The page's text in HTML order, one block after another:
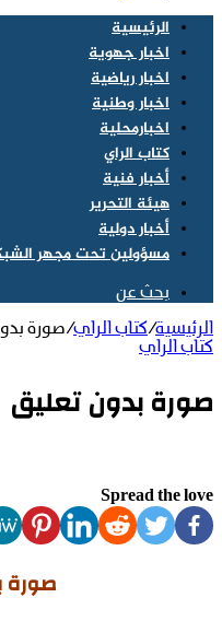
الرئيسية
اخبار جهوية
اخبار رياضية
اخبار وطنية
اخبارمحلية
كتاب الراي
أخبار فنية
هيئة التحرير
أخبار دولية
مسؤولين تحت مجهر
بحث عن
الرئيسية/كتاب الراي/صورة
كتاب الراي
صورة بدون تعليق
Spread the love
صورة